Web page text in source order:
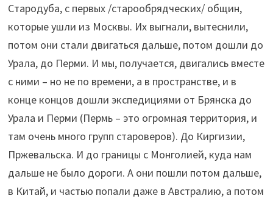
Стародуба, с первых /старообрядческих/ общин,
которые ушли из Москвы. Их выгнали, вытеснили,
потом они стали двигаться дальше, потом дошли до
Урала, до Перми. И мы, получается, двигались вместе
с ними – но не по времени, а в пространстве, и в
конце концов дошли экспедициями от Брянска до
Урала и Перми (Пермь – это огромная территория, и
там очень много групп староверов). До Киргизии,
Пржевальска. И до границы с Монголией, куда нам
дальше не было дороги. А они пошли потом дальше,
в Китай, и частью попали даже в Австралию, а потом